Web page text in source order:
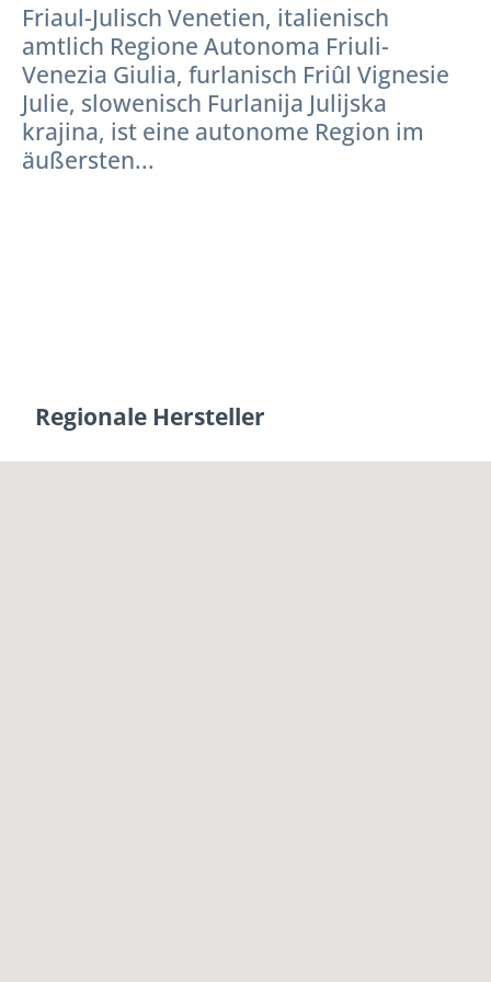
Friaul-Julisch Venetien, italienisch
amtlich Regione Autonoma Friuli-
Venezia Giulia, furlanisch Friûl Vignesie
Julie, slowenisch Furlanija Julijska
krajina, ist eine autonome Region im
äußersten...
Regionale Hersteller